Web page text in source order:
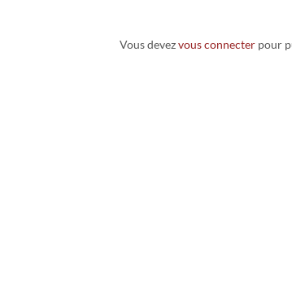
Vous devezvous connecter pour